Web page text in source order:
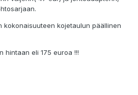
kokonaisuuteen kojetaulun päällinen
hintaan eli 175 euroa !!!